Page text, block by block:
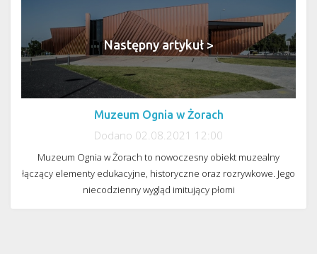
Następny artykuł >
Muzeum Ognia w Żorach
Dodano 02.08.2021 12:00
Muzeum Ognia w Żorach to nowoczesny obiekt muzealny
łączący elementy edukacyjne, historyczne oraz rozrywkowe. Jego
niecodzienny wygląd imitujący płomi